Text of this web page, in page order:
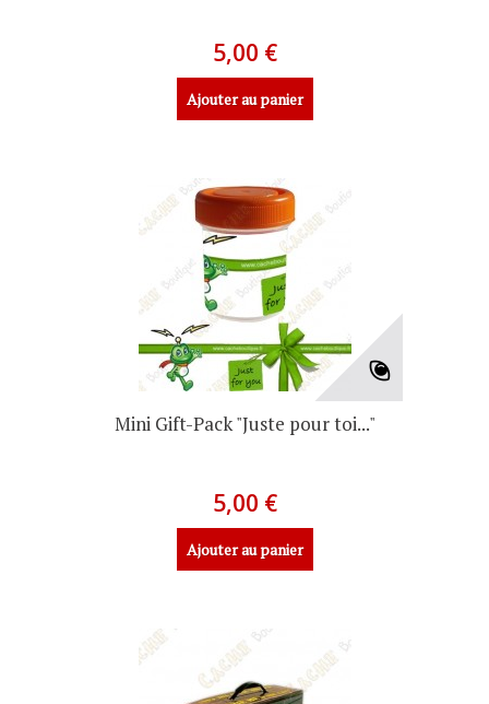
5,00 €
Ajouter au panier
Mini Gift-Pack "Juste pour toi..."
5,00 €
Ajouter au panier